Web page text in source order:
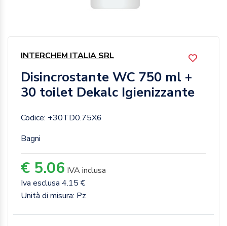
INTERCHEM ITALIA SRL
Disincrostante WC 750 ml +
30 toilet Dekalc Igienizzante
Codice: +30TD0.75X6
Bagni
€ 5.06 IVA inclusa
Iva esclusa 4.15 €
Unità di misura: Pz